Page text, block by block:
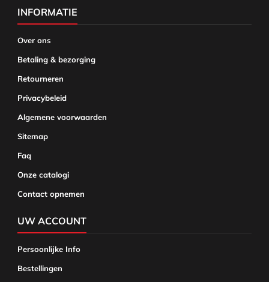
INFORMATIE
Over ons
Betaling & bezorging
Retourneren
Privacybeleid
Algemene voorwaarden
Sitemap
Faq
Onze catalogi
Contact opnemen
UW ACCOUNT
Persoonlijke Info
Bestellingen